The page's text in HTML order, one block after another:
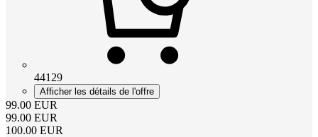
44129
Afficher les détails de l'offre
99.00 EUR
99.00 EUR
100.00 EUR